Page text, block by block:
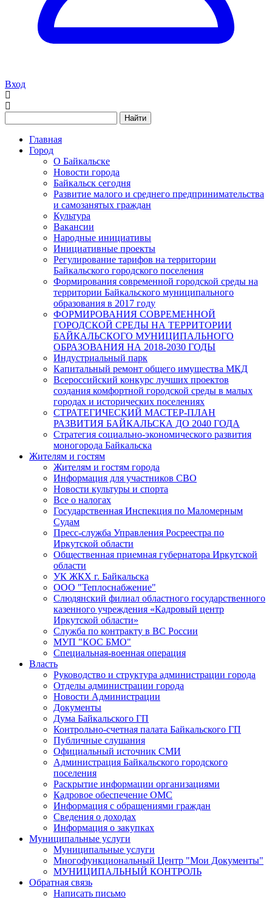
Вход
Найти
Главная
Город
О Байкальске
Новости города
Байкальск сегодня
Развитие малого и среднего предпринимательства
и самозанятых граждан
Культура
Вакансии
Народные инициативы
Инициативные проекты
Регулирование тарифов на территории
Байкальского городского поселения
Формирования современной городской среды на
территории Байкальского муниципального
образования в 2017 году
ФОРМИРОВАНИЯ СОВРЕМЕННОЙ
ГОРОДСКОЙ СРЕДЫ НА ТЕРРИТОРИИ
БАЙКАЛЬСКОГО МУНИЦИПАЛЬНОГО
ОБРАЗОВАНИЯ НА 2018-2030 ГОДЫ
Индустриальный парк
Капитальный ремонт общего имущества МКД
Всероссийский конкурс лучших проектов
создания комфортной городской среды в малых
городах и исторических поселениях
СТРАТЕГИЧЕСКИЙ МАСТЕР-ПЛАН
РАЗВИТИЯ БАЙКАЛЬСКА ДО 2040 ГОДА
Стратегия социально-экономического развития
моногорода Байкальска
Жителям и гостям
Жителям и гостям города
Информация для участников СВО
Новости культуры и спорта
Все о налогах
Государственная Инспекция по Маломерным
Судам
Пресс-служба Управления Росреестра по
Иркутской области
Общественная приемная губернатора Иркутской
области
УК ЖКХ г. Байкальска
ООО "Теплоснабжение"
Слюдянский филиал областного государственного
казенного учреждения «Кадровый центр
Иркутской области»
Служба по контракту в ВС России
МУП "КОС БМО"
Специальная-военная операция
Власть
Руководство и структура администрации города
Отделы администрации города
Новости Администрации
Документы
Дума Байкальского ГП
Контрольно-счетная палата Байкальского ГП
Публичные слушания
Официальный источник СМИ
Администрация Байкальского городского
поселения
Раскрытие информации организациями
Кадровое обеспечение ОМС
Информация с обращениями граждан
Сведения о доходах
Информация о закупках
Муниципальные услуги
Муниципальные услуги
Многофункциональный Центр "Мои Документы"
МУНИЦИПАЛЬНЫЙ КОНТРОЛЬ
Обратная связь
Написать письмо